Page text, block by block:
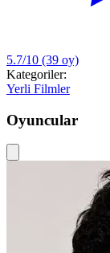
5.7/10 (39 oy)
Kategoriler:
Yerli Filmler
Oyuncular